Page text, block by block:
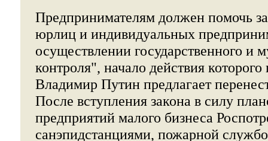
Предпринимателям должен помочь
юрлиц и индивидуальных
осуществлении государственного и
контроля", начало действия
Владимир Путин предлагает
После вступления закона в силу
предприятий малого бизнеса
санэпидстанциями, пожарной